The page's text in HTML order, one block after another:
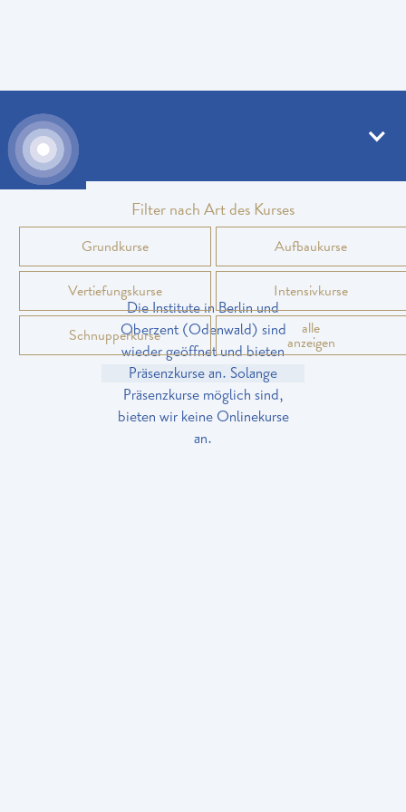
Filter nach Art des Kurses
Grundkurse Aufbaukurse
Vertiefungskurse Intensivkurse
Schnupperkurse alle
anzeigen
Die Institute in Berlin und
Oberzent (Odenwald) sind
wieder geöffnet und bieten
Präsenzkurse an. Solange
Präsenzkurse möglich sind,
bieten wir keine Onlinekurse
an.